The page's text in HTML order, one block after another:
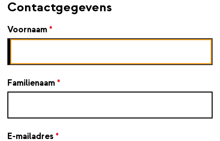
Contactgegevens
Voornaam *
Familienaam *
E-mailadres *